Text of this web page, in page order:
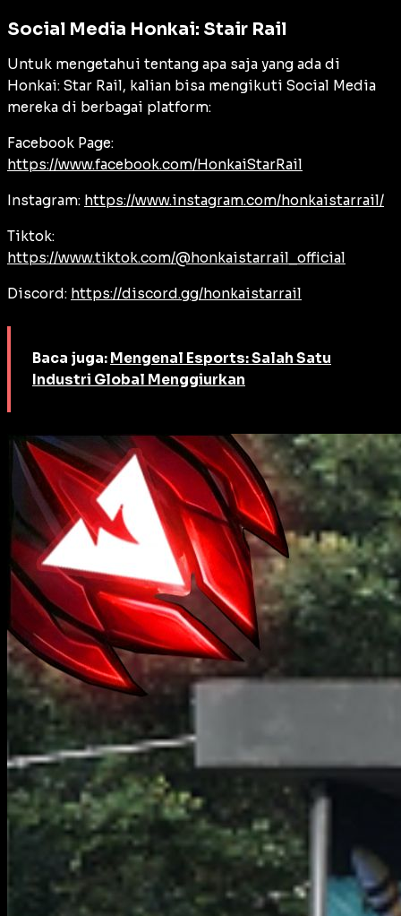
Social Media Honkai: Stair Rail
Untuk mengetahui tentang apa saja yang ada di
Honkai: Star Rail, kalian bisa mengikuti Social Media
mereka di berbagai platform:
Facebook Page:
https://www.facebook.com/HonkaiStarRail
Instagram: https://www.instagram.com/honkaistarrail/
Tiktok:
https://www.tiktok.com/@honkaistarrail_official
Discord: https://discord.gg/honkaistarrail
Baca juga: Mengenal Esports: Salah Satu
Industri Global Menggiurkan